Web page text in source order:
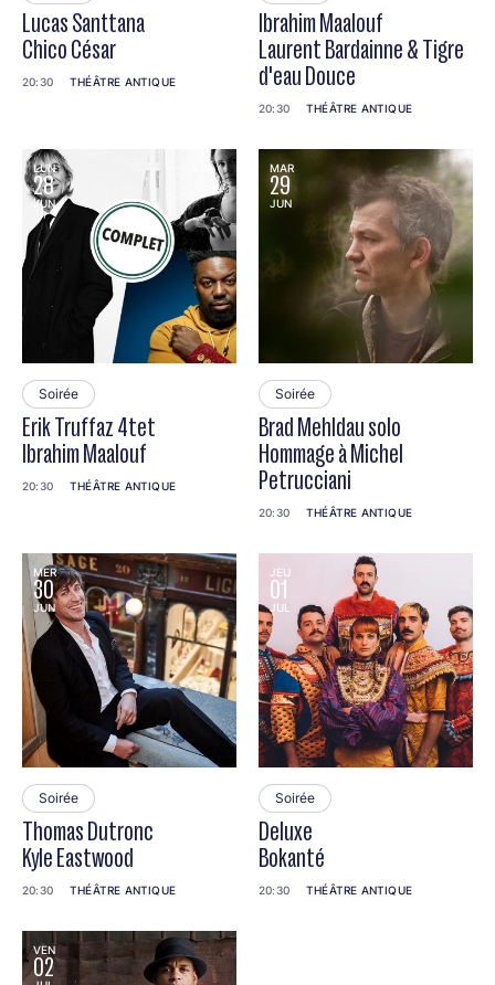
Lucas Santtana
Chico César
20:30 THÉÂTRE ANTIQUE
Ibrahim Maalouf
Laurent Bardainne & Tigre
d'eau Douce
20:30 THÉÂTRE ANTIQUE
LUN
28
JUN
Soirée
Erik Truffaz 4tet
Ibrahim Maalouf
20:30 THÉÂTRE ANTIQUE
MAR
29
JUN
Soirée
Brad Mehldau solo
Hommage à Michel
Petrucciani
20:30 THÉÂTRE ANTIQUE
MER
30
JUN
Soirée
Thomas Dutronc
Kyle Eastwood
20:30 THÉÂTRE ANTIQUE
JEU
01
JUL
Soirée
Deluxe
Bokanté
20:30 THÉÂTRE ANTIQUE
VEN
02